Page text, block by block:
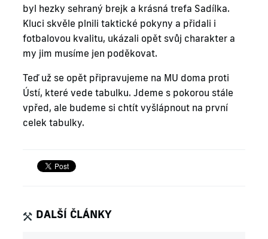
byl hezky sehraný brejk a krásná trefa Sadílka.
Kluci skvěle plnili taktické pokyny a přidali i
fotbalovou kvalitu, ukázali opět svůj charakter a
my jim musíme jen poděkovat.
Teď už se opět připravujeme na MU doma proti
Ústí, které vede tabulku. Jdeme s pokorou stále
vpřed, ale budeme si chtít vyšlápnout na první
celek tabulky.
DALŠÍ ČLÁNKY